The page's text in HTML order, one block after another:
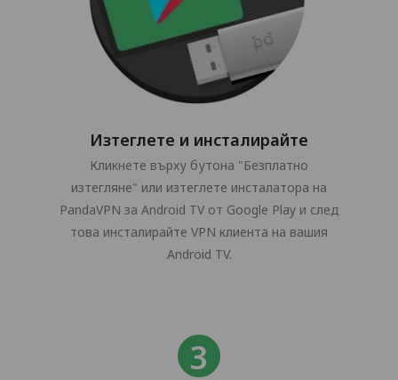
Изтеглете и инсталирайте
Кликнете върху бутона "Безплатно
изтегляне" или изтеглете инсталатора на
PandaVPN за Android TV от Google Play и след
това инсталирайте VPN клиента на вашия
Android TV.